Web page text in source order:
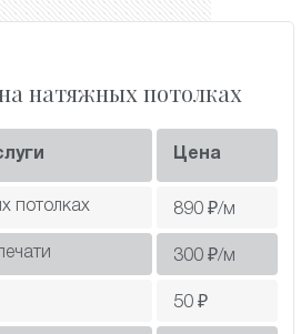
натяжных потолках
Цена
потолках 890 ₽/м
300 ₽/м
50 ₽